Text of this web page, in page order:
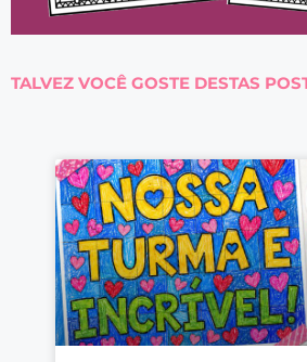
TALVEZ VOCÊ GOSTE DESTAS